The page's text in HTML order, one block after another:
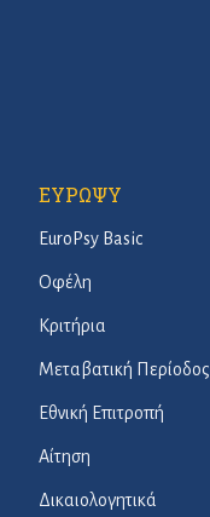
ΕΥΡΩΨΥ
EuroPsy Basic
Οφέλη
Κριτήρια
Μεταβατική Περίοδος
Εθνική Επιτροπή
Αίτηση
Δικαιολογητικά